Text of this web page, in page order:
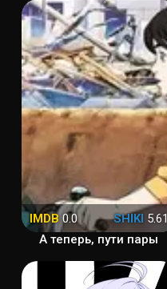
IMDB0.0 SHIKI 5.61
А теперь, пути пары